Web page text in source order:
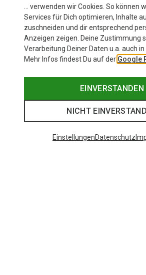
Bergzeit Basics
Hoxxo Flick Set
… verwenden wir Cookies. So können
Services für Dich optimieren, Inhalte
zuschneiden und dir entsprechend
Anzeigen zeigen. Deine Zustimmung
Verarbeitung Deiner Daten u.a. auch in
Mehr Infos findest Du auf der Google
EINVERSTANDEN
NICHT
EinstellungenDatenschutz